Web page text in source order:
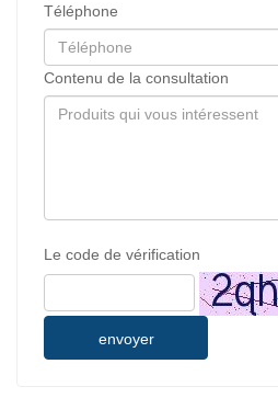
Téléphone
Contenu de la consultation
Le code de vérification
envoyer